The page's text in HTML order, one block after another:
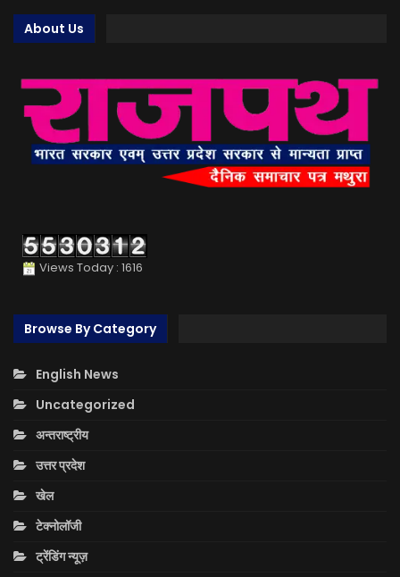
About Us
Views Today : 1616
Browse By Category
English News
Uncategorized
अन्तराष्ट्रीय
उत्तर प्रदेश
खेल
टेक्नोलॉजी
ट्रेंडिंग न्यूज़